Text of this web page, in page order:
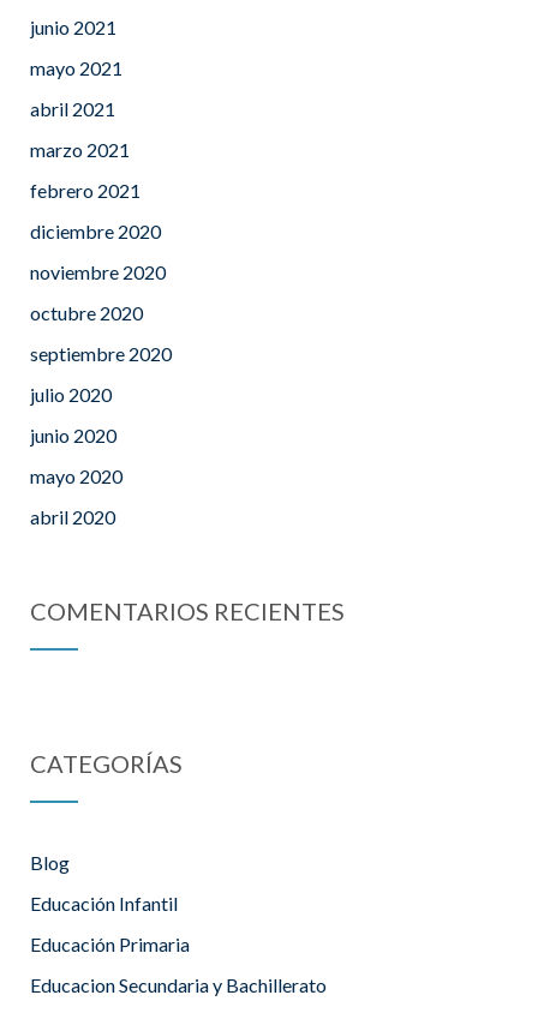
junio 2021
mayo 2021
abril 2021
marzo 2021
febrero 2021
diciembre 2020
noviembre 2020
octubre 2020
septiembre 2020
julio 2020
junio 2020
mayo 2020
abril 2020
COMENTARIOS RECIENTES
CATEGORÍAS
Blog
Educación Infantil
Educación Primaria
Educacion Secundaria y Bachillerato